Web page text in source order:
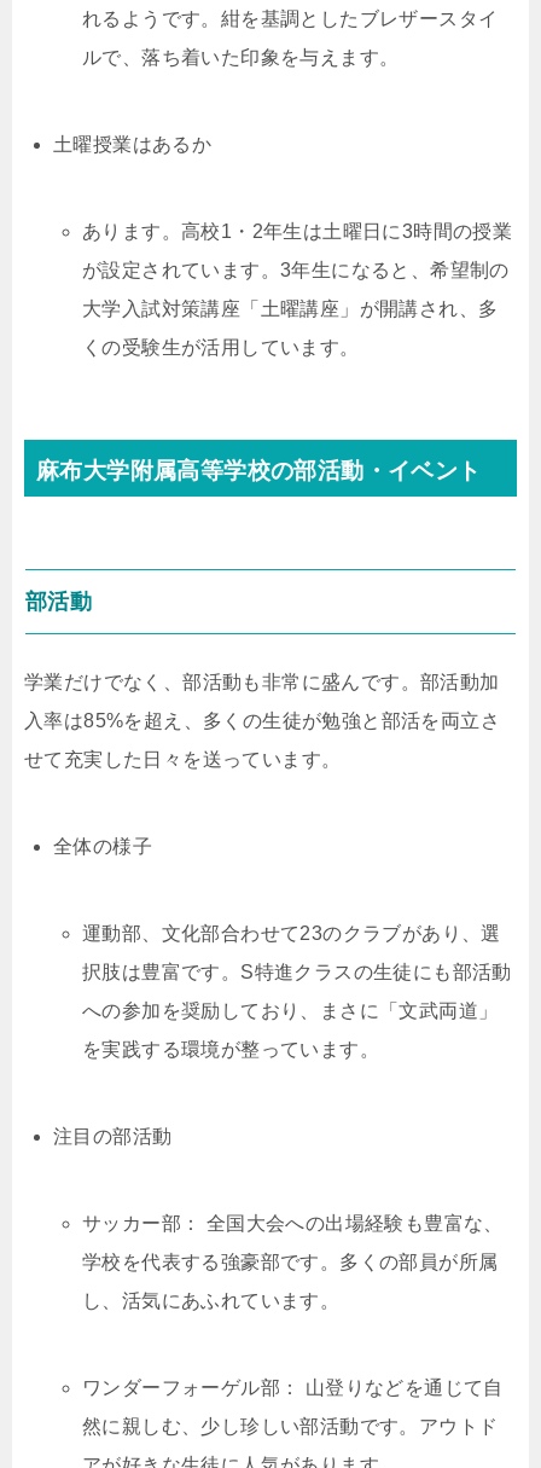
れるようです。紺を基調としたブレザースタイ
ルで、落ち着いた印象を与えます。
土曜授業はあるか
あります。高校1・2年生は土曜日に3時間の授業
が設定されています。3年生になると、希望制の
大学入試対策講座「土曜講座」が開講され、多
くの受験生が活用しています。
麻布大学附属高等学校の部活動・イベント
部活動
学業だけでなく、部活動も非常に盛んです。部活動加
入率は85%を超え、多くの生徒が勉強と部活を両立さ
せて充実した日々を送っています。
全体の様子
運動部、文化部合わせて23のクラブがあり、選
択肢は豊富です。S特進クラスの生徒にも部活動
への参加を奨励しており、まさに「文武両道」
を実践する環境が整っています。
注目の部活動
サッカー部： 全国大会への出場経験も豊富な、
学校を代表する強豪部です。多くの部員が所属
し、活気にあふれています。
ワンダーフォーゲル部： 山登りなどを通じて自
然に親しむ、少し珍しい部活動です。アウトド